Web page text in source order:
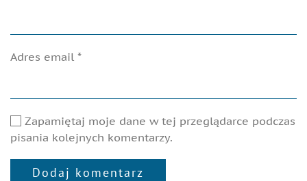
Adres email *
Zapamiętaj moje dane w tej przeglądarce podczas
pisania kolejnych komentarzy.
Dodaj komentarz